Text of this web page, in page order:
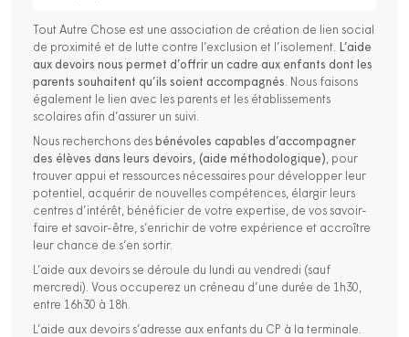
Tout Autre Chose est une association de création de lien social
de proximité et de lutte contre l’exclusion et l’isolement. L’aide
aux devoirs nous permet d’offrir un cadre aux enfants dont les
parents souhaitent qu’ils soient accompagnés. Nous faisons
également le lien avec les parents et les établissements
scolaires afin d’assurer un suivi.
Nous recherchons des bénévoles capables d’accompagner
des élèves dans leurs devoirs, (aide méthodologique), pour
trouver appui et ressources nécessaires pour développer leur
potentiel, acquérir de nouvelles compétences, élargir leurs
centres d’intérêt, bénéficier de votre expertise, de vos savoir-
faire et savoir-être, s’enrichir de votre expérience et accroître
leur chance de s’en sortir.
L’aide aux devoirs se déroule du lundi au vendredi (sauf
mercredi). Vous occuperez un créneau d’une durée de 1h30,
entre 16h30 à 18h.
L’aide aux devoirs s’adresse aux enfants du CP à la terminale.